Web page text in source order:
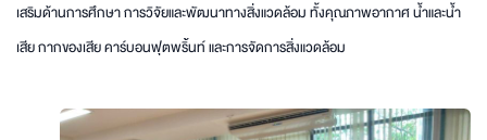
เสริมด้านการศึกษา การวิจัยและพัฒนาทางสิ่งแวดล้อม ทั้งคุณภาพอากาศ น้ำและน้ำ
เสีย กากของเสีย คาร์บอนฟุตพริ้นท์ และการจัดการสิ่งแวดล้อม